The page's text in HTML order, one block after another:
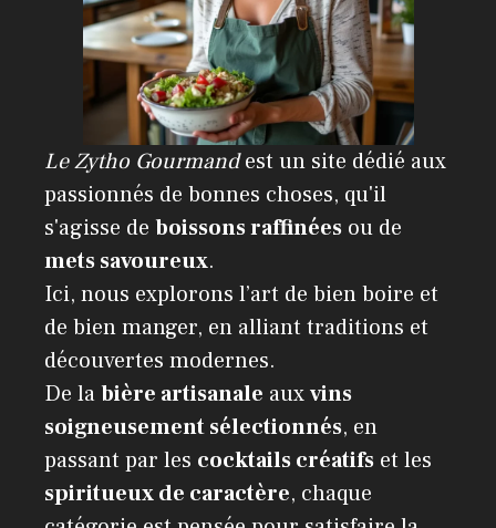
Le Zytho Gourmandest un site dédié aux
passionnés de bonnes choses, qu'il
s'agisse de boissons raffinées ou de
mets savoureux.
Ici, nous explorons l’art de bien boire et
de bien manger, en alliant traditions et
découvertes modernes.
De labière artisanale auxvins
soigneusement sélectionnés, en
passant par les cocktails créatifs et les
spiritueux de caractère, chaque